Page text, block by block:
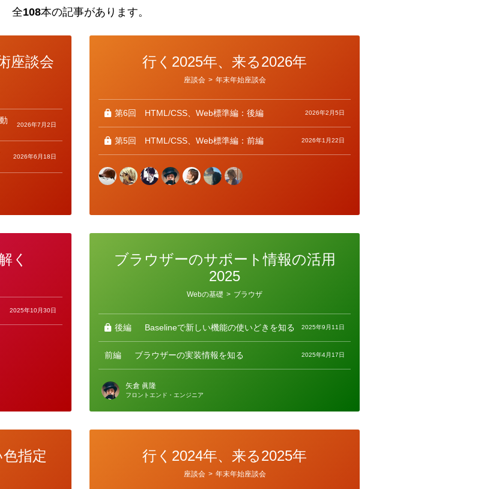
全108本の記事があります。
座談会
2026年7月2日
2026年6月18日
行く2025年、来る2026年
リ
座談会 > 年末年始座談会
第6回 HTML/CSS、Web標準編：後編 2026年2月5日
第5回 HTML/CSS、Web標準編：前編 2026年1月22日
く
2025年10月30日
ブラウザーのサポート情報の活用
2025
リ
Webの基礎 > ブラウザ
後編 Baselineで新しい機能の使いどきを知る 2025年9月11日
前編 ブラウザーの実装情報を知る 2025年4月17日
矢倉 眞隆
フロントエンド・エンジニア
指定 行く2024年、来る2025年
座談会 > 年末年始座談会